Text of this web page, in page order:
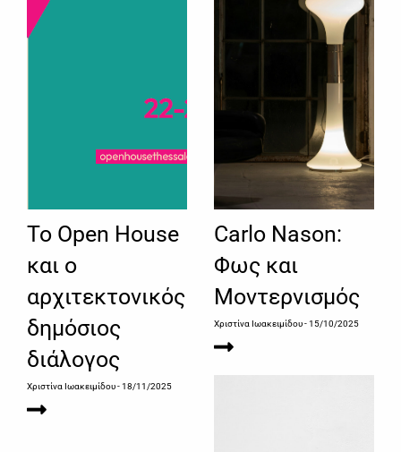
Το Open House
και ο
αρχιτεκτονικός
δημόσιος
διάλογος
Χριστίνα Ιωακειμίδου- 18/11/2025
Carlo Nason:
Φως και
Μοντερνισμός
Χριστίνα Ιωακειμίδου- 15/10/2025